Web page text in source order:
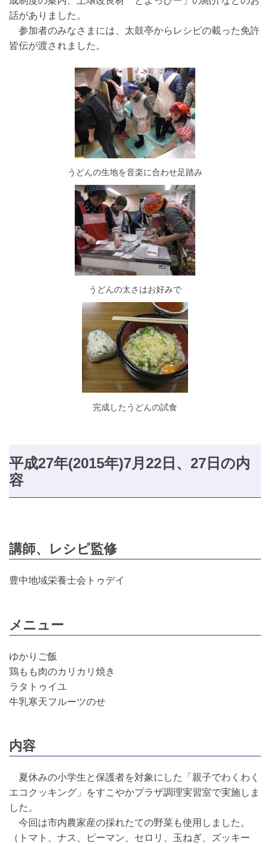
話がありました。
参加者のみなさまには、太鼓亭からレシピの載った免許
皆伝が渡されました。
うどんの生地を音楽に合わせ足踏み
うどんの太さはお好みで
完成したうどんの試食
平成27年(2015年)7月22日、27日の内
容
講師、レシピ監修
豊中地域栄養士会トゥデイ
メニュー
ゆかりご飯
鶏もも肉のカリカリ焼き
ラタトゥイユ
牛乳寒天フルーツのせ
内容
夏休みの小学生と保護者を対象にした「親子でわくわく
エコクッキング」をすこやかプラザ調理実習室で実施しま
した。
今回は市内農家産の採れたての野菜も使用しました。
（トマト、ナス、ピーマン、セロリ、玉ねぎ、ズッキー